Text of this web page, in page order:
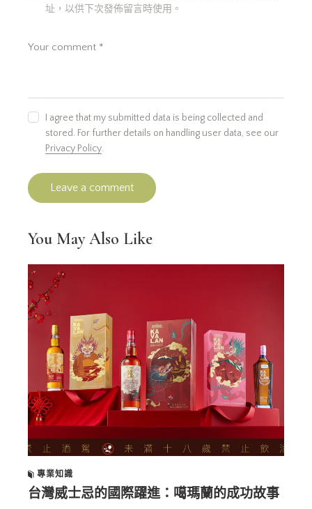
址，以供下次發佈留言時使用。
I agree that my submitted data is being collected and
stored. For further details on handling user data, see our
Privacy Policy.
You May Also Like
專業知識
台灣威士忌的國際躍進：噶瑪蘭的成功故事